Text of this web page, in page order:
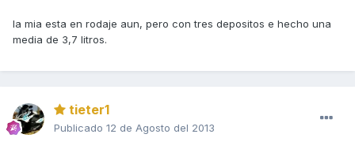
la mia esta en rodaje aun, pero con tres depositos e hecho una
media de 3,7 litros.
tieter1
Publicado 12 de Agosto del 2013